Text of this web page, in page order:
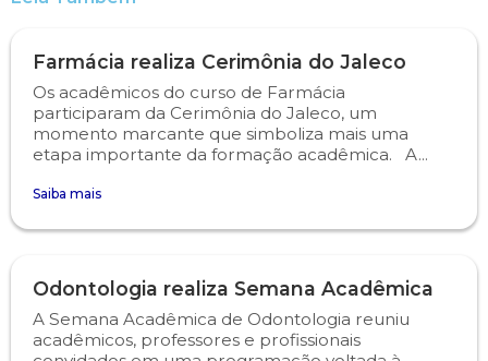
Farmácia realiza Cerimônia do Jaleco
Os acadêmicos do curso de Farmácia
participaram da Cerimônia do Jaleco, um
momento marcante que simboliza mais uma
etapa importante da formação acadêmica. A...
Saiba mais
Odontologia realiza Semana Acadêmica
A Semana Acadêmica de Odontologia reuniu
acadêmicos, professores e profissionais